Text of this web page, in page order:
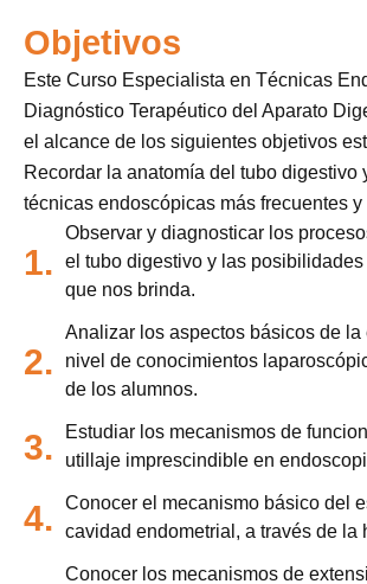
Objetivos
Este Curso Especialista en Técnicas
Diagnóstico Terapéutico del Aparato
el alcance de los siguientes objetivos
Recordar la anatomía del tubo digestivo
técnicas endoscópicas más frecuentes
1.
Observar y diagnosticar los
el tubo digestivo y las
que nos brinda.
2.
Analizar los aspectos básicos de la
nivel de conocimientos
de los alumnos.
3.
Estudiar los mecanismos de
utillaje imprescindible en
4.
Conocer el mecanismo básico del
cavidad endometrial, a través de la
Conocer los mecanismos de